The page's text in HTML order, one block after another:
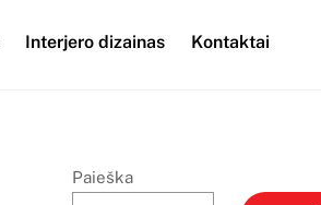
Interjero dizainas Kontaktai
Paieška